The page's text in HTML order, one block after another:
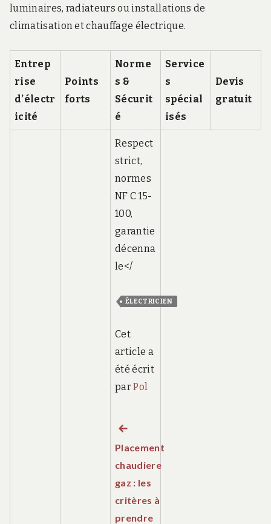
luminaires, radiateurs ou installations de
climatisation et chauffage électrique.
Entrep
rise
d’électr
icité
Points
forts
Norme
s &
Sécurit
é
Service
s
spécial
isés
Devis
gratuit
Respect
strict,
normes
NF C 15-
100,
garantie
décenna
le</
ÉLECTRICIEN
Cet
article a
été écrit
parPol
Navigation
de
l’article
précédent :
Placement
chaudiere
gaz : les
critères à
prendre